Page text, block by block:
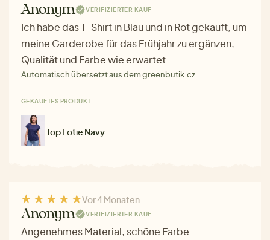
Anonym VERIFIZIERTER KAUF
Ich habe das T-Shirt in Blau und in Rot gekauft, um
meine Garderobe für das Frühjahr zu ergänzen,
Qualität und Farbe wie erwartet.
Automatisch übersetzt aus dem greenbutik.cz
GEKAUFTES PRODUKT
Top Lotie Navy
Vor 4 Monaten
Anonym VERIFIZIERTER KAUF
Angenehmes Material, schöne Farbe